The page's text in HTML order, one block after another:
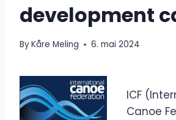
development
ByKåre Meling 6. mai 2024
ICF
Canoe